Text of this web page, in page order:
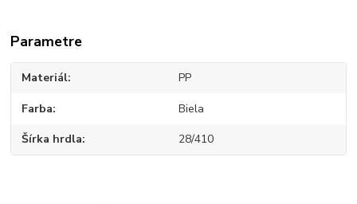
Parametre
Materiál PP
Farba Biela
Šírka hrdla 28/410